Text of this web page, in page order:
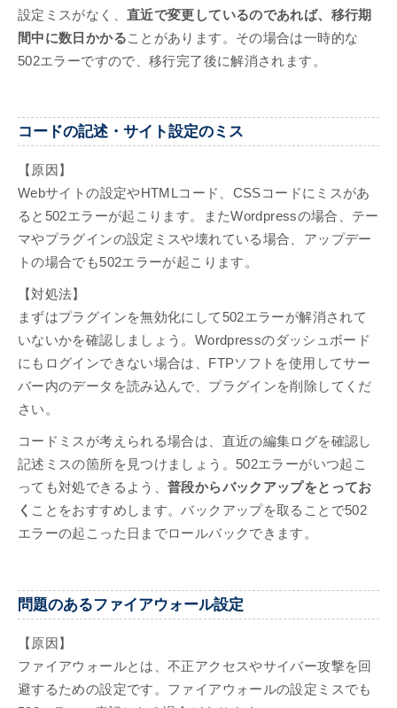
設定ミスがなく、 直近で変更しているのであれば、移行期
間中に数日かかることがあります。その場合は一時的な
502エラーですので、移行完了後に解消されます。
コードの記述・サイト設定のミス
【原因】
Webサイトの設定やHTMLコード、CSSコードにミスがあ
ると502エラーが起こります。またWordpressの場合、テー
マやプラグインの設定ミスや壊れている場合、アップデー
トの場合でも502エラーが起こります。
【対処法】
まずはプラグインを無効化にして502エラーが解消されて
いないかを確認しましょう。Wordpressのダッシュボード
にもログインできない場合は、FTPソフトを使用してサー
バー内のデータを読み込んで、プラグインを削除してくだ
さい。
コードミスが考えられる場合は、直近の編集ログを確認し
記述ミスの箇所を見つけましょう。502エラーがいつ起こ
っても対処できるよう、普段からバックアップをとってお
く ことをおすすめします。バックアップを取ることで502
エラーの起こった日までロールバックできます。
問題のあるファイアウォール設定
【原因】
ファイアウォールとは、不正アクセスやサイバー攻撃を回
避するための設定です。ファイアウォールの設定ミスでも